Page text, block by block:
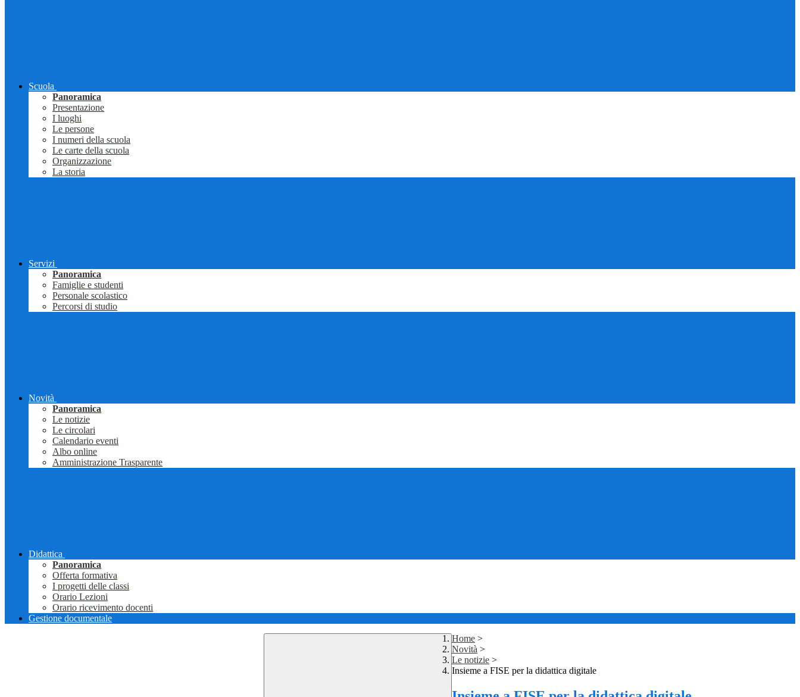
Scuola
Panoramica
Presentazione
I luoghi
Le persone
I numeri della scuola
Le carte della scuola
Organizzazione
La storia
Servizi
Panoramica
Famiglie e studenti
Personale scolastico
Percorsi di studio
Novità
Panoramica
Le notizie
Le circolari
Calendario eventi
Albo online
Amministrazione Trasparente
Didattica
Panoramica
Offerta formativa
I progetti delle classi
Orario Lezioni
Orario ricevimento docenti
Gestione documentale
Home >
Novità >
Le notizie >
Insieme a FISE per la didattica digitale